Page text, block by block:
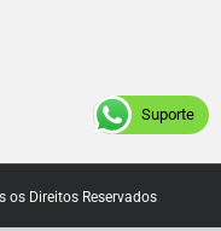
os Direitos Reservados
Suporte